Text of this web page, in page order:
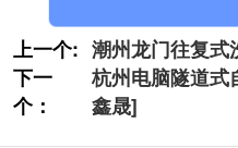
上一个: 潮州龙门往复式
茂鑫晟]
下一
个：
杭州电脑隧道式
鑫晟]